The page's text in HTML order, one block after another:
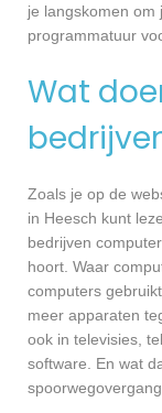
je langskomen om
programmatuur
Wat
Zoals je op de
in Heesch kunt
bedrijven
hoort. Waar
computers
meer apparaten
ook in televisies,
software. En wat